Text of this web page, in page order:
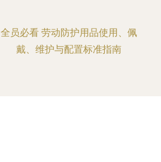
全员必看 劳动防护用品使用、佩
戴、维护与配置标准指南